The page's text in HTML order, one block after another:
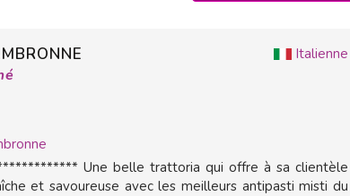
Italienne
Une belle trattoria qui offre à sa clientèle
et savoureuse avec les meilleurs antipasti misti du